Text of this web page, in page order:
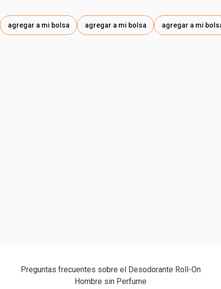
agregar a mi bolsa agregar a mi bolsa agregar a mi
Preguntas frecuentes sobre el Desodorante Roll-On
Hombre sin Perfume